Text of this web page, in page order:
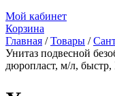
Мой кабинет
Корзина
Главная /Товары /
Унитаз подвесной
дюропласт, м/л,